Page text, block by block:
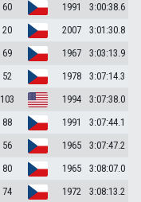
60 1991
3:00:38.6
20 2007
3:01:30.8
69 1967
3:03:13.9
52 1978
3:07:14.3
103 1994
3:07:38.0
88 1991
3:07:44.1
56 1965
3:07:47.2
80 1965
3:08:07.0
74 1972
3:08:13.2